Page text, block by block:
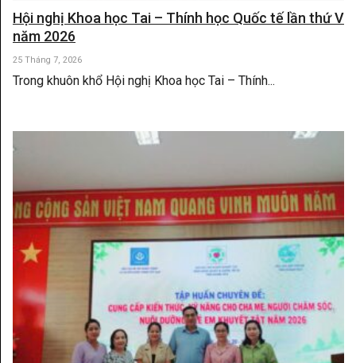
Hội nghị Khoa học Tai – Thính học Quốc tế lần thứ V
năm 2026
25 Tháng 7, 2026
Trong khuôn khổ Hội nghị Khoa học Tai – Thính...